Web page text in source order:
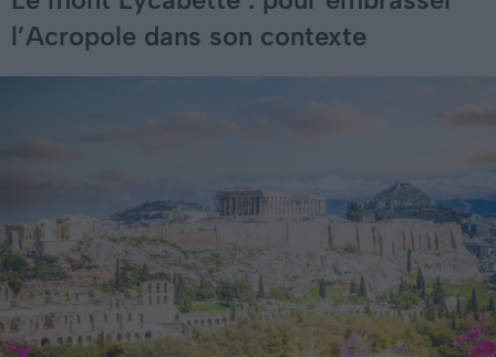
l’Acropole dans son contexte